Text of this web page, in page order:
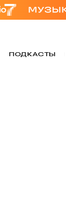
ПОДКАСТЫ